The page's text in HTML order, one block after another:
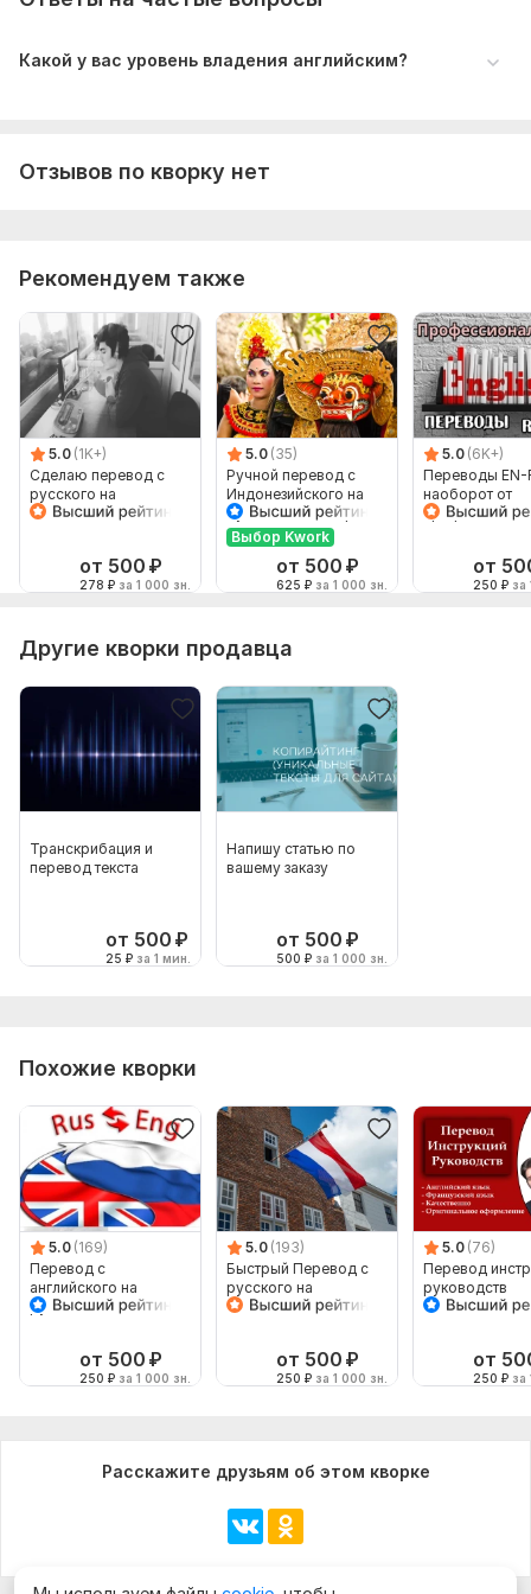
Какой у вас уровень владения английским?
Отзывов по кворку нет
Рекомендуем также
5.0 (1K+)
Сделаю перевод с
русского на
английский и
от 500 ₽
278 ₽ за 1 000 зн.
5.0 (35)
Ручной перевод с
Индонезийского на
Русский и наоборот
Выбор Kwork
от 500 ₽
625 ₽ за 1 000 зн.
5.0 (6K+)
Переводы EN-
наоборот от
от
250 ₽ за
Другие кворки продавца
Транскрибация и
перевод текста
от 500 ₽
25 ₽ за 1 мин.
Напишу статью по
вашему заказу
от 500 ₽
500 ₽ за 1 000 зн.
Похожие кворки
5.0 (169)
Перевод с
английского на
русский
от 500 ₽
250 ₽ за 1 000 зн.
5.0 (193)
Быстрый Перевод с
русского на
голландский
от 500 ₽
250 ₽ за 1 000 зн.
5.0 (76)
Перевод
руководств
от
250 ₽ за
Расскажите друзьям об этом кворке